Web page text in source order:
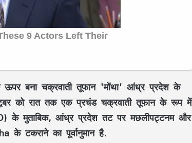
ऊपर बना चक्रवाती तूफान 'मोंथा' आंध्र प्रदेश के
को रात तक एक प्रचंड चक्रवाती तूफान के रूप में
के मुताबिक, आंध्र प्रदेश तट पर मछलीपट्टनम और
के टकराने का पूर्वानुमान है.